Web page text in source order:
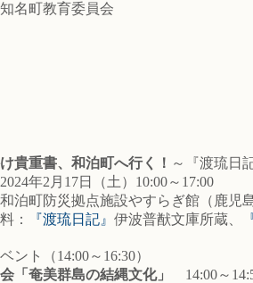
名町教育委員会
貴重書、和泊町へ行く！ ～『渡琉日
年2月17日（土）10:00～17:00
泊町防災拠点施設やすらぎ館（鹿児
：
『渡琉日記』 伊波普猷文庫所蔵、
ント（14:00～16:30）
「奄美群島の結縄文化」
14:00～